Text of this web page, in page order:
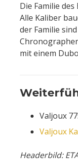
Die Familie
Alle Kaliber
der Familie
mit einem
Valjoux
Valjoux
Headerbild: